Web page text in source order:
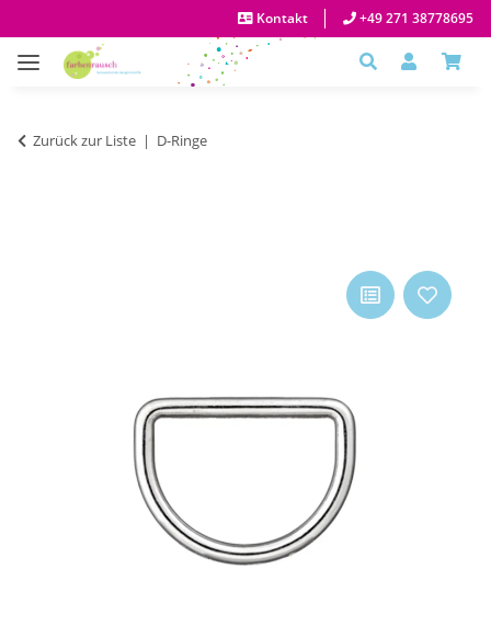
Kontakt +49 271 38778695
Zurück zur Liste D-Ringe